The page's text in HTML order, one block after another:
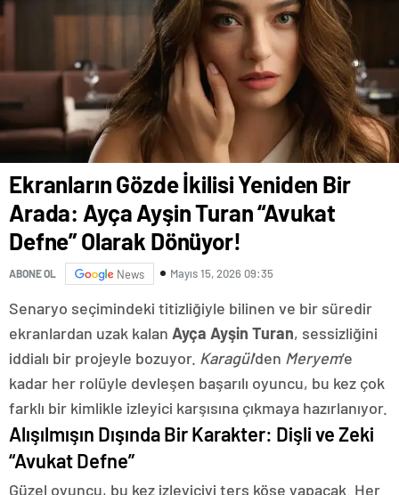
Ekranların Gözde İkilisi Yeniden Bir
Arada: Ayça Ayşin Turan “Avukat
Defne” Olarak Dönüyor!
ABONE OL News Mayıs 15, 2026 09:35
Senaryo seçimindeki titizliğiyle bilinen ve bir süredir
ekranlardan uzak kalan Ayça Ayşin Turan, sessizliğini
iddialı bir projeyle bozuyor. Karagül’den Meryem’e
kadar her rolüyle devleşen başarılı oyuncu, bu kez çok
farklı bir kimlikle izleyici karşısına çıkmaya hazırlanıyor.
Alışılmışın Dışında Bir Karakter: Dişli ve Zeki
“Avukat Defne”
Güzel oyuncu, bu kez izleyiciyi ters köşe yapacak. Her